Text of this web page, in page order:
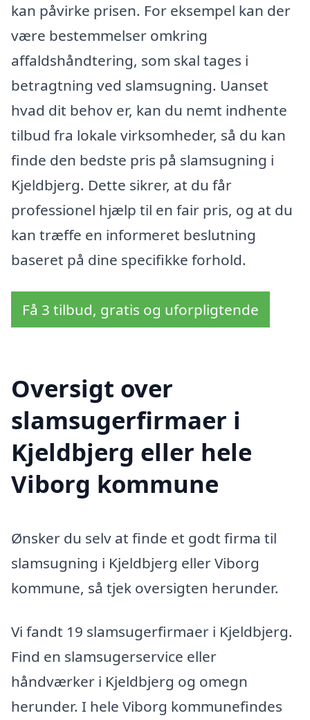
kan påvirke prisen. For eksempel kan der
være bestemmelser omkring
affaldshåndtering, som skal tages i
betragtning ved slamsugning. Uanset
hvad dit behov er, kan du nemt indhente
tilbud fra lokale virksomheder, så du kan
finde den bedste pris på slamsugning i
Kjeldbjerg. Dette sikrer, at du får
professionel hjælp til en fair pris, og at du
kan træffe en informeret beslutning
baseret på dine specifikke forhold.
Få 3 tilbud, gratis og uforpligtende
Oversigt over
slamsugerfirmaer i
Kjeldbjerg eller hele
Viborg kommune
Ønsker du selv at finde et godt firma til
slamsugning i Kjeldbjerg eller Viborg
kommune, så tjek oversigten herunder.
Vi fandt 19 slamsugerfirmaer i Kjeldbjerg.
Find en slamsugerservice eller
håndværker i Kjeldbjerg og omegn
herunder. I hele Viborg kommunefindes